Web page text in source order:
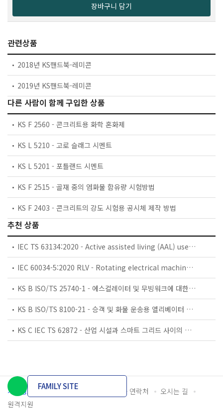
장바구니 담기
관련상품
2018년 KS핸드북-레미콘
2019년 KS핸드북-레미콘
다른 사람이 함께 구입한 상품
KS F 2560 - 콘크리트용 화학 혼화제
KS L 5210 - 고로 슬래그 시멘트
KS L 5201 - 포틀랜드 시멘트
KS F 2515 - 골재 중의 염화물 함유량 시험방법
KS F 2403 - 콘크리트의 강도 시험용 공시체 제작 방법
추천 상품
IEC TS 63134:2020 - Active assisted living (AAL) use cases
IEC 60034-5:2020 RLV - Rotating electrical machines - Part 5: Degrees of protection provided by the integral design of rotating electrical machines (IP code) - Classification
KS B ISO/TS 25740-1 - 에스컬레이터 및 무빙워크에 대한 안전요건 — 제1부: 세계공통 필수 안전요건(GESRs)
KS B ISO/TS 8100-21 - 승객 및 화물 운송용 엘리베이터 —제21부: 세계공통 필수안전요건(GESRs)을 충족하는 세계공통 안전 파라미터(GSPs)
KS C IEC TS 62872 - 산업 시설과 스마트 그리드 사이의 산업 공정 측정, 제어 및 자동화 시스템 인터페이스
개인정보처리방침 이용약관 담당자 연락처
오시는 길
원격지원
FAMILY SITE